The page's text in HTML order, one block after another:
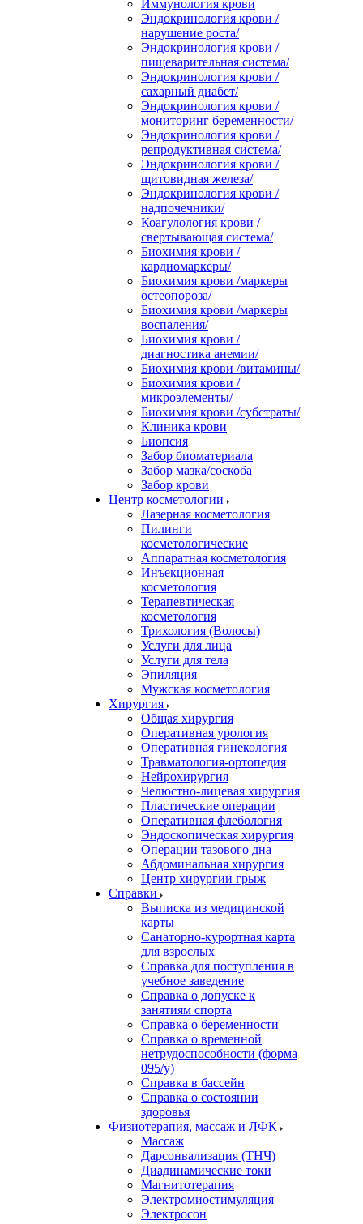
Иммунология крови
Эндокринология крови /
нарушение роста/
Эндокринология крови /
пищеварительная система/
Эндокринология крови /
сахарный диабет/
Эндокринология крови /
мониторинг беременности/
Эндокринология крови /
репродуктивная система/
Эндокринология крови /
щитовидная железа/
Эндокринология крови /
надпочечники/
Коагулология крови /
свертывающая система/
Биохимия крови /
кардиомаркеры/
Биохимия крови /маркеры
остеопороза/
Биохимия крови /маркеры
воспаления/
Биохимия крови /
диагностика анемии/
Биохимия крови /витамины/
Биохимия крови /
микроэлементы/
Биохимия крови /субстраты/
Клиника крови
Биопсия
Забор биоматериала
Забор мазка/соскоба
Забор крови
Центр косметологии
Лазерная косметология
Пилинги
косметологические
Аппаратная косметология
Инъекционная
косметология
Терапевтическая
косметология
Трихология (Волосы)
Услуги для лица
Услуги для тела
Эпиляция
Мужская косметология
Хирургия
Общая хирургия
Оперативная урология
Оперативная гинекология
Травматология-ортопедия
Нейрохирургия
Челюстно-лицевая хирургия
Пластические операции
Оперативная флебология
Эндоскопическая хирургия
Операции тазового дна
Абдоминальная хирургия
Центр хирургии грыж
Справки
Выписка из медицинской
карты
Санаторно-курортная карта
для взрослых
Справка для поступления в
учебное заведение
Справка о допуске к
занятиям спорта
Справка о беременности
Справка о временной
нетрудоспособности (форма
095/у)
Справка в бассейн
Справка о состоянии
здоровья
Физиотерапия, массаж и ЛФК
Массаж
Дарсонвализация (ТНЧ)
Диадинамические токи
Магнитотерапия
Электромиостимуляция
Электросон